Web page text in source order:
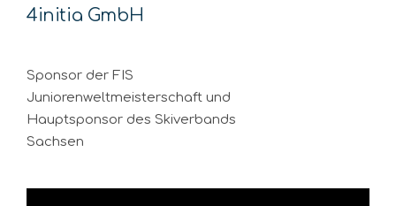
4initia GmbH
Sponsor der FIS
Juniorenweltmeisterschaft und
Hauptsponsor des Skiverbands
Sachsen